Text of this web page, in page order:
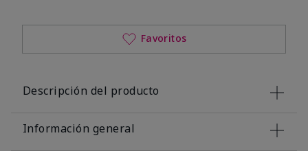
Favoritos
Descripción del producto
Información general